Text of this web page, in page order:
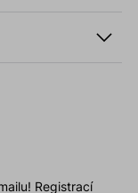
Registrací